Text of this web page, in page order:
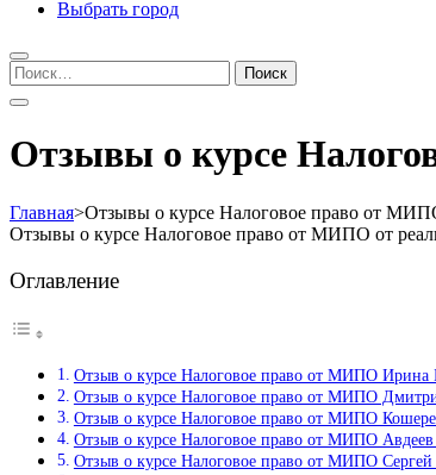
Выбрать город
Найти:
Отзывы о курсе
Главная>Отзывы о курсе Налоговое право от
Отзывы о курсе Налоговое право от МИПО от
Оглавление
Отзыв о курсе Налоговое право от МИПО Ирина
Отзыв о курсе Налоговое право от МИПО
Отзыв о курсе Налоговое право от МИПО
Отзыв о курсе Налоговое право от МИПО Авдеев
Отзыв о курсе Налоговое право от МИПО Сергей